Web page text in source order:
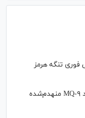
فوری تنگه هرمز
اولین تصاویر لاشه F-۱۵ آمریکا و پهپاد MQ-۹ منهدم‌شده